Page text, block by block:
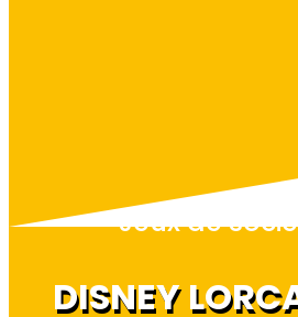
Jeux de
DISNEY